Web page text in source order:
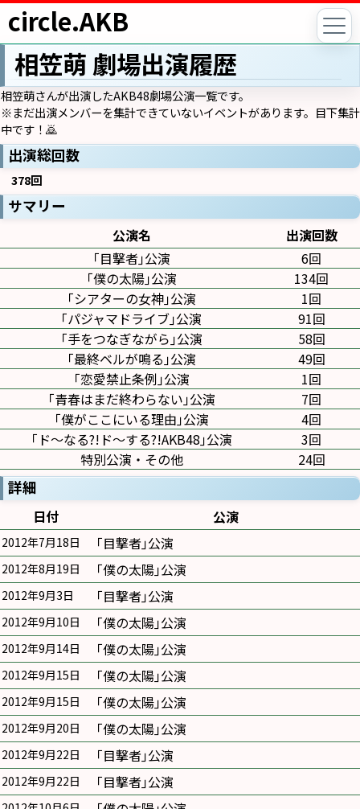
circle.AKB
相笠萌 劇場出演履歴
相笠萌さんが出演したAKB48劇場公演一覧です。
※まだ出演メンバーを集計できていないイベントがあります。目下集計
中です！🙇
出演総回数
378回
サマリー
公演名
出演回数
｢目撃者｣公演
6回
｢僕の太陽｣公演
134回
｢シアターの女神｣公演
1回
｢パジャマドライブ｣公演
91回
｢手をつなぎながら｣公演
58回
｢最終ベルが鳴る｣公演
49回
｢恋愛禁止条例｣公演
1回
｢青春はまだ終わらない｣公演
7回
｢僕がここにいる理由｣公演
4回
｢ド〜なる?!ド〜する?!AKB48｣公演
3回
特別公演・その他
24回
詳細
日付 公演
2012年7月18日 ｢目撃者｣公演
2012年8月19日 ｢僕の太陽｣公演
2012年9月3日 ｢目撃者｣公演
2012年9月10日 ｢僕の太陽｣公演
2012年9月14日 ｢僕の太陽｣公演
2012年9月15日 ｢僕の太陽｣公演
2012年9月15日 ｢僕の太陽｣公演
2012年9月20日 ｢僕の太陽｣公演
2012年9月22日 ｢目撃者｣公演
2012年9月22日 ｢目撃者｣公演